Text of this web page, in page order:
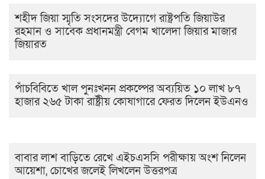
শহীদ জিয়া স্মৃতি সংসদের উদ্যোগে রাষ্ট্রপতি জিয়াউর
রহমান ও সাবেক প্রধানমন্ত্রী বেগম খালেদা জিয়ার মাজার
জিয়ারত
পাঁচবিবিতে খাল পুনঃখনন প্রকল্পের অব্যয়িত ১০ লাখ ৮৭
হাজার ২৬৫ টাকা রাষ্ট্রীয় কোষাগারে ফেরত দিলেন ইউএনও
বাবার লাশ বাড়িতে রেখে এইচএসসি পরীক্ষায় অংশ নিলেন
আয়েশা, চোখের জলেই লিখলেন উত্তরপত্র